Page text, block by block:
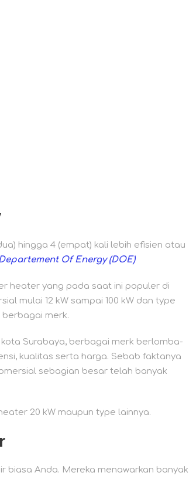
hingga 4 (empat) kali lebih efisien atau
Of Energy (DOE)
heater yang pada saat ini populer di
mulai 12 kW sampai 100 kW dan type
merk.
Surabaya, berbagai merk berlomba-
kualitas serta harga. Sebab faktanya
sebagian besar telah banyak
20 kW maupun type lainnya.
Anda. Mereka menawarkan banyak